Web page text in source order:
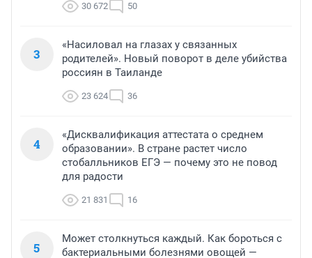
30 672 50
3
«Насиловал на глазах у связанных
родителей». Новый поворот в деле убийства
россиян в Таиланде
23 624 36
4
«Дисквалификация аттестата о среднем
образовании». В стране растет число
стобалльников ЕГЭ — почему это не повод
для радости
21 831 16
5
Может столкнуться каждый. Как бороться с
бактериальными болезнями овощей —